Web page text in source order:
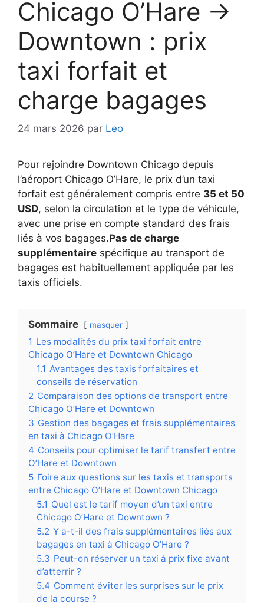
Chicago O’Hare →
Downtown : prix
taxi forfait et
charge bagages
24 mars 2026 par Leo
Pour rejoindre Downtown Chicago depuis
l’aéroport Chicago O’Hare, le prix d’un taxi
forfait est généralement compris entre 35 et 50
USD, selon la circulation et le type de véhicule,
avec une prise en compte standard des frais
liés à vos bagages.Pas de charge
supplémentaire spécifique au transport de
bagages est habituellement appliquée par les
taxis officiels.
Sommaire masquer
1 Les modalités du prix taxi forfait entre
Chicago O’Hare et Downtown Chicago
1.1 Avantages des taxis forfaitaires et
conseils de réservation
2 Comparaison des options de transport entre
Chicago O’Hare et Downtown
3 Gestion des bagages et frais supplémentaires
en taxi à Chicago O’Hare
4 Conseils pour optimiser le tarif transfert entre
O’Hare et Downtown
5 Foire aux questions sur les taxis et transports
entre Chicago O’Hare et Downtown Chicago
5.1 Quel est le tarif moyen d’un taxi entre
Chicago O’Hare et Downtown ?
5.2 Y a-t-il des frais supplémentaires liés aux
bagages en taxi à Chicago O’Hare ?
5.3 Peut-on réserver un taxi à prix fixe avant
d’atterrir ?
5.4 Comment éviter les surprises sur le prix
de la course ?